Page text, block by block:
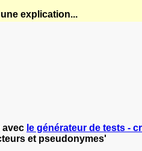
explication...
avec le générateur de tests -
et pseudonymes'